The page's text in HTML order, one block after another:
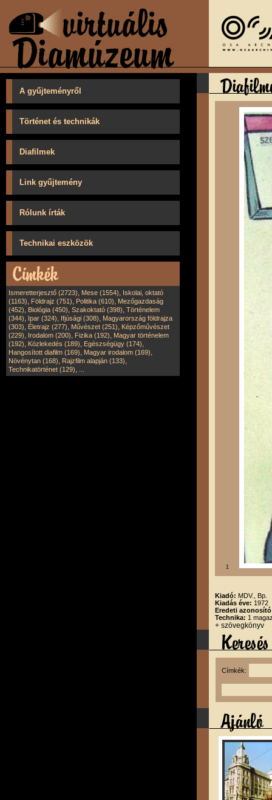
A gyűjteményről
Történet és technikák
Diafilmek
Link gyűjtemény
Rólunk írták
Technikai eszközök
Ismeretterjesztő (2723), Mese (1554), Iskolai, oktató
(1163), Földrajz (751), Politika (610), Mezőgazdaság
(452), Biológia (450), Szakoktató (398), Történelem
(344), Ipar (324), Ifjúsági (308), Magyarország földrajza
(303), Életrajz (277), Művészet (251), Képzőművészet
(229), Irodalom (200), Fizika (192), Magyar történelem
(192), Közlekedés (189), Egészségügy (174),
Hangosított diafilm (169), Magyar irodalom (169),
Növénytan (168), Rajzfilm alapján (133),
Technikatörténet (129),
1
Kiadó: MDV., Bp.
Kiadás éve: 1972
Eredeti
Technika: 1
+ szövegkönyv
Címkék: